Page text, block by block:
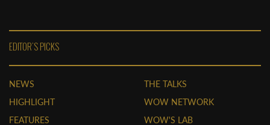
EDITOR'S PICKS
NEWS
HIGHLIGHT
FEATURES
THE TALKS
WOW NETWORK
WOW'S LAB